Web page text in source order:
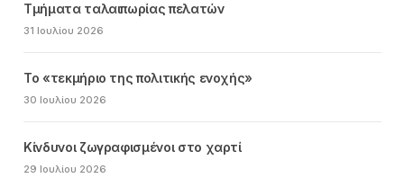
Τμήματα ταλαιπωρίας πελατών
31 Ιουλίου 2026
Το «τεκμήριο της πολιτικής ενοχής»
30 Ιουλίου 2026
Κίνδυνοι ζωγραφισμένοι στο χαρτί
29 Ιουλίου 2026